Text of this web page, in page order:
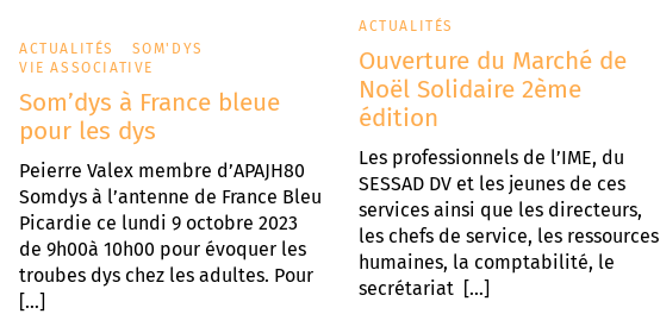
ACTUALITÉS
Ouverture du Marché de
Noël Solidaire 2ème
édition
Les professionnels de l’IME, du
SESSAD DV et les jeunes de ces
services ainsi que les directeurs,
les chefs de service, les ressources
humaines, la comptabilité, le
secrétariat […]
ACTUALITÉS
SOM'DYS
VIE ASSOCIATIVE
Som’dys à France bleue
pour les dys
Peierre Valex membre d’APAJH80
Somdys à l’antenne de France Bleu
Picardie ce lundi 9 octobre 2023
de 9h00à 10h00 pour évoquer les
troubes dys chez les adultes. Pour
[…]